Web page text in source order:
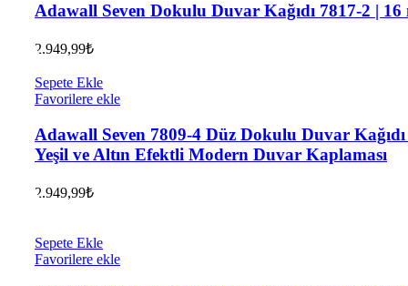
Adawall Seven Dokulu Duvar Kağıdı 7817-2 | 16
2.949,99₺
Sepete Ekle
Favorilere ekle
Adawall Seven 7809-4 Düz Dokulu Duvar
Yeşil ve Altın Efektli Modern Duvar Kaplaması
2.949,99₺
Sepete Ekle
Favorilere ekle